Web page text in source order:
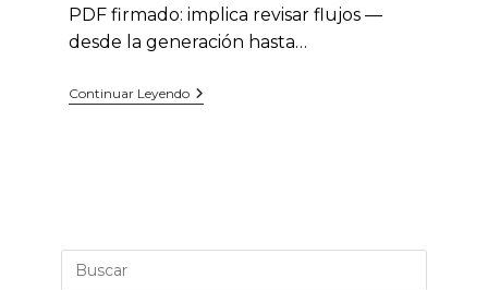
PDF firmado: implica revisar flujos —
desde la generación hasta…
Continuar LeyendoFactura
Electrónica